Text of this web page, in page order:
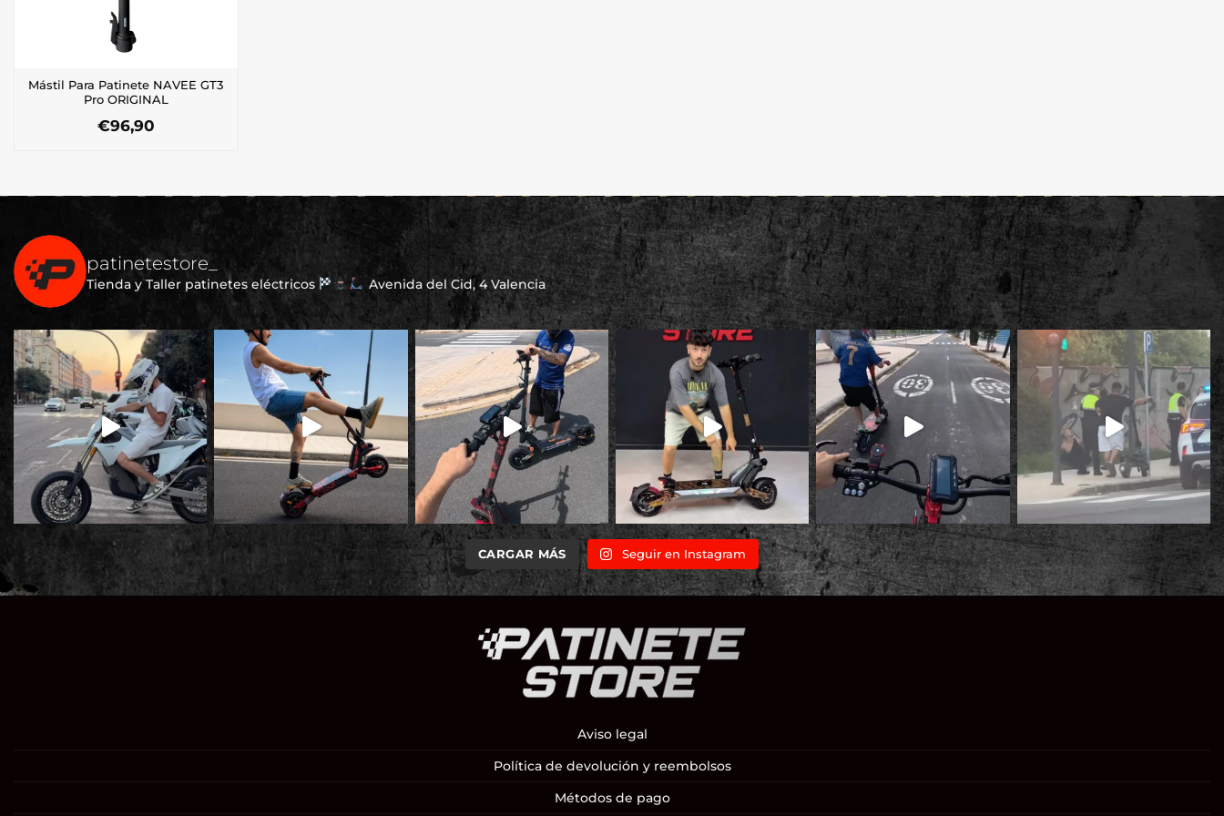
Mástil Para Patinete NAVEE GT3
Pro ORIGINAL
€96,90
patinetestore_
Tienda y Taller patinetes eléctricos Avenida del Cid, 4 Valencia
CARGAR MÁS Seguir en Instagram
Aviso legal
Política de devolución y reembolsos
Métodos de pago